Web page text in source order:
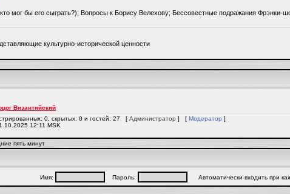
мог бы его сыграть?); Вопросы к Борису Велехову; Бессовестные подражания Фрэнки-
культурно-исторической ценности
Византийский
0, скрытых: 0 и гостей: 27 [ Администратор ] [ Модератор ]
12:11 MSK
пять минут
Имя: Пароль: Автоматически входить при